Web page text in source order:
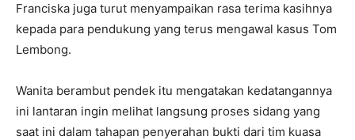
Franciska juga turut menyampaikan rasa terima kasihnya
kepada para pendukung yang terus mengawal kasus Tom
Lembong.
Wanita berambut pendek itu mengatakan kedatangannya
ini lantaran ingin melihat langsung proses sidang yang
saat ini dalam tahapan penyerahan bukti dari tim kuasa